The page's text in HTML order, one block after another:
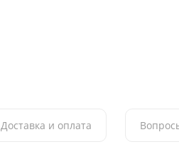
Доставка и оплата